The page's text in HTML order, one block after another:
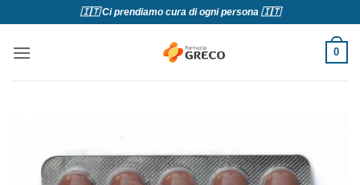
contenuti
🇮🇹 Ci prendiamo cura di ogni persona 🇮🇹
0